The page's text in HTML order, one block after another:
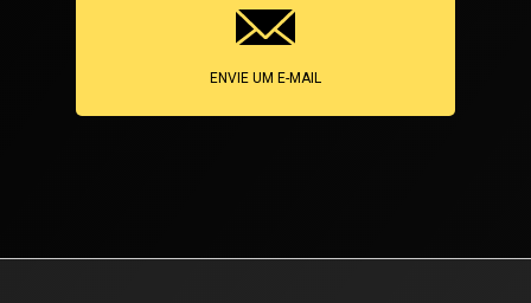
ENVIE UM E-MAIL